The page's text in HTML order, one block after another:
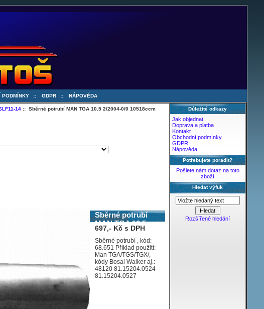
PODMÍNKY :: GDPR :: NÁPOVĚDA
14 :: Sběrné potrubí MAN TGA 10.5 2/2004-0/0 10518ccm
Sběrné potrubí
MAN TGA 10.5
2/2004-0/0
10518ccm 235-265-
294-324kW / 320-
360-400-440HP KAT
D2066LF11-14
697,- Kč s DPH
Sběrné potrubí , kód:
68.651 Příklad použití:
Man TGA/TGS/TGX/,
kódy Bosal Walker aj.:
48120 81.15204.0524
81.15204.0527
Důležité odkazy
Jak objednat
Doprava a platba
Kontakt
Obchodní podmínky
GDPR
Nápověda
Potřebujete poradit?
Pošlete nám dotaz na toto
zboží
Hledat výfuk
Rozšířené hledání